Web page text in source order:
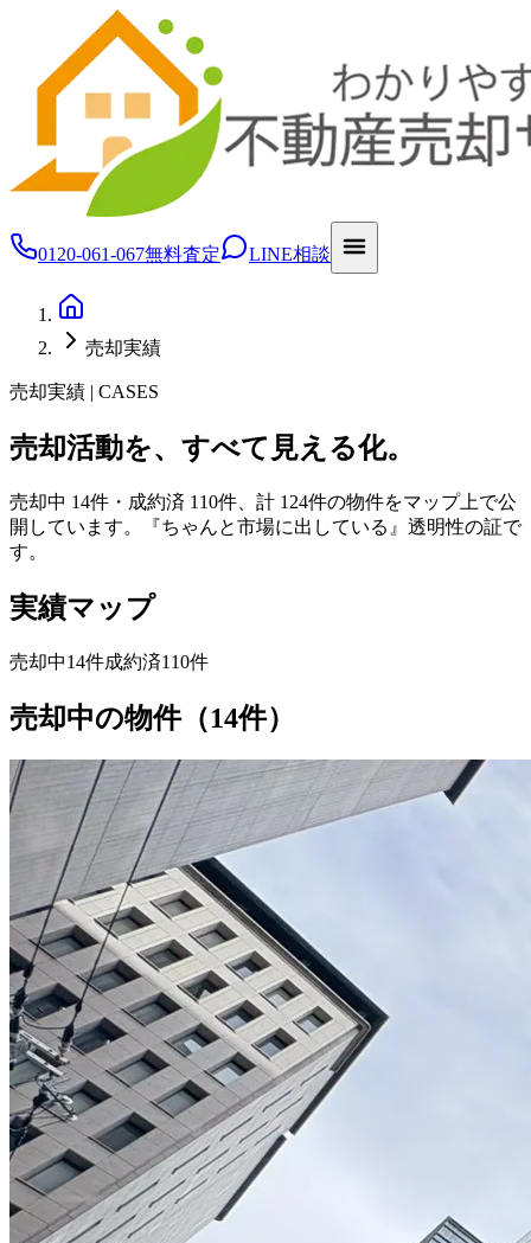
0120-061-067無料査定 LINE相談
売却実績
売却実績 | CASES
売却活動を、すべて見える化。
売却中 14件・成約済 110件、計 124件の物件をマップ上で公
開しています。『ちゃんと市場に出している』透明性の証で
す。
実績マップ
売却中14件成約済110件
+
−
Leaflet
売却中の物件（14件）